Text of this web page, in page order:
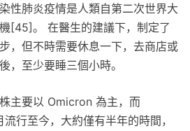
性肺炎疫情是人類自第二次世界大
[45]。 在醫生的建議下，制定了
，但不時需要休息一下，去商店或
，至少要睡三個小時。
主要以 Omicron 為主，而
行至今，大約僅有半年的時間，